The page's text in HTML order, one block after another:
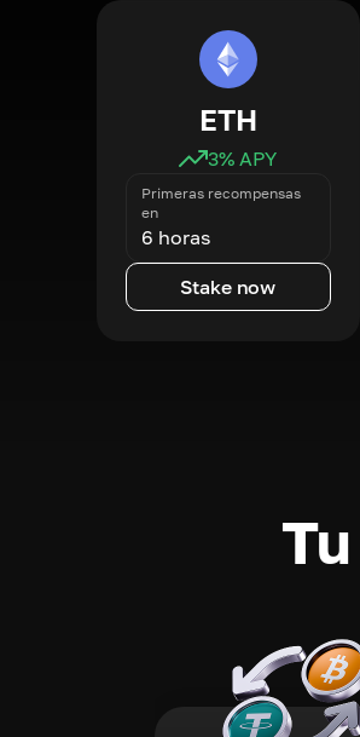
ETH
3% APY
Primeras recompensas
en
6 horas
Stake now